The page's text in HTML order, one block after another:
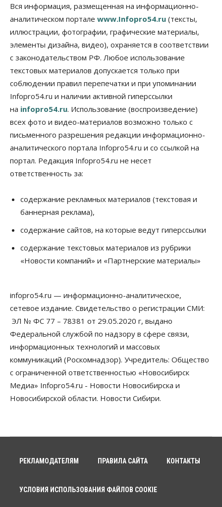
07 Августа 2026, 12:00
Общество
Жители Новосибирска смогут добровольно
повысить свою пенсию
07 Августа 2026, 11:30
Деньгами будут распоряжаться дети: в десяти
школах Новосибирской области введут
инициативное бюджетирование
07 Августа 2026, 11:00
Общество Право&Порядок
В Новосибирске руководителя отдела полиции
заключили под стражу
07 Августа 2026, 10:15
Новосибирской области, но режима ЧС не будет
07 Августа 2026, 10:00
Бизнес Право&Порядок
выстраивают системы защиты от атак БПЛА
07 Августа 2026, 09:00
листы на полмиллиарда рублей
07 Августа 2026, 08:00
Искусственный интеллект предлагают
привлекать к разработке новых лекарств в
России
06 Августа 2026, 19:00
Мировые И Федеральные Новости
Россия построит в Киргизии новый кампус КРСУ:
30 гектаров, 15 тысяч студентов и 30 миллиардов
адаптироваться к учебе через культуру
Бизнес Власть Недвижимость
Вся информация, размещенная на информационно-
аналитическом портале www.Infopro54.ru (тексты,
иллюстрации, фотографии, графические материалы,
элементы дизайна, видео), охраняется в соответствии
с законодательством РФ. Любое использование
текстовых материалов допускается только при
соблюдении правил перепечатки и при упоминании
Infopro54.ru и наличии активной гиперссылки
на infopro54.ru. Использование (воспроизведение)
всех фото и видео-материалов возможно только с
письменного разрешения редакции информационно-
аналитического портала Infopro54.ru и со ссылкой на
портал. Редакция Infopro54.ru не несет
ответственность за:
содержание рекламных материалов (текстовая и
баннерная реклама),
содержание сайтов, на которые ведут гиперссылки
содержание текстовых материалов из рубрики
«Новости компаний» и «Партнерские материалы»
infopro54.ru — информационно-аналитическое,
сетевое издание. Свидетельство о регистрации СМИ:
ЭЛ № ФС 77 – 78381 от 29.05.2020 г, выдано
Федеральной службой по надзору в сфере связи,
информационных технологий и массовых
коммуникаций (Роскомнадзор). Учредитель: Общество
с ограниченной ответственностью «Новосибирск
Медиа» Infopro54.ru - Новости Новосибирска и
Новосибирской области. Новости Сибири.
РЕКЛАМОДАТЕЛЯМ ПРАВИЛА САЙТА КОНТАКТЫ
УСЛОВИЯ ИСПОЛЬЗОВАНИЯ ФАЙЛОВ COOKIE